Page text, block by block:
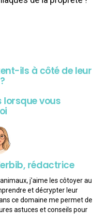
ils à côté de leur
vous
rédactrice
j'aime les côtoyer au
et décrypter leur
ce domaine me permet de
astuces et conseils pour